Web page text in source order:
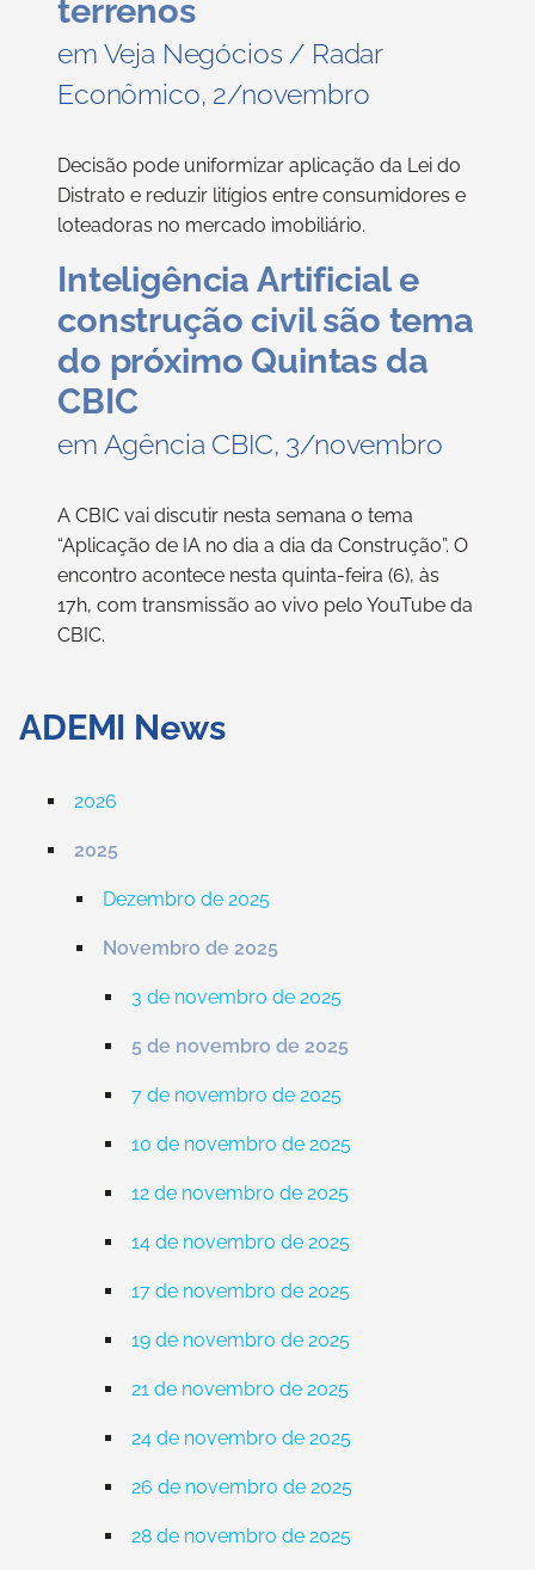
terrenos
em Veja Negócios / Radar
Econômico, 2/novembro
Decisão pode uniformizar aplicação da Lei do
Distrato e reduzir litígios entre consumidores e
loteadoras no mercado imobiliário.
Inteligência Artificial e
construção civil são tema
do próximo Quintas da
CBIC
em Agência CBIC, 3/novembro
A CBIC vai discutir nesta semana o tema
“Aplicação de IA no dia a dia da Construção”. O
encontro acontece nesta quinta-feira (6), às
17h, com transmissão ao vivo pelo YouTube da
CBIC.
ADEMI News
2026
2025
Dezembro de 2025
Novembro de 2025
3 de novembro de 2025
5 de novembro de 2025
7 de novembro de 2025
10 de novembro de 2025
12 de novembro de 2025
14 de novembro de 2025
17 de novembro de 2025
19 de novembro de 2025
21 de novembro de 2025
24 de novembro de 2025
26 de novembro de 2025
28 de novembro de 2025